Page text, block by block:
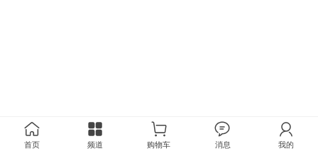
首页 频道 购物车 消息 我的